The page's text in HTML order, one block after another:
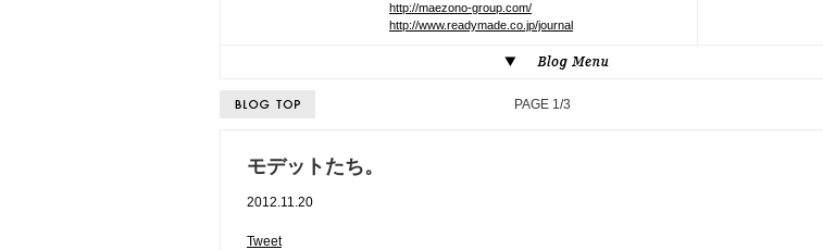
http://maezono-group.com/
http://www.readymade.co.jp/journal
PAGE 1/3
モデットたち。
2012.11.20
Tweet